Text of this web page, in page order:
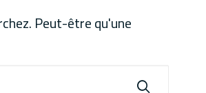
Peut-être qu'une